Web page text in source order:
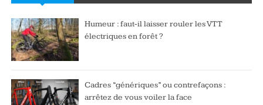
Humeur : faut-il laisser rouler les VTT
électriques en forêt ?
Cadres “génériques” ou contrefaçons :
arrêtez de vous voiler la face